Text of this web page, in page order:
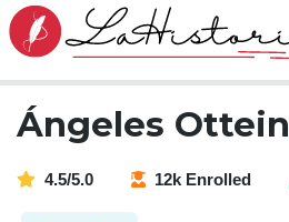
Ángeles Ottein
4.5/5.0 12k Enrolled